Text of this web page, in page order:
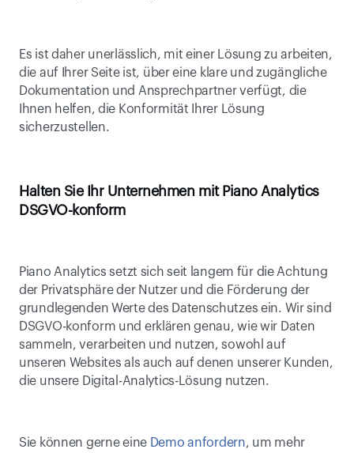
Es ist daher unerlässlich, mit einer Lösung zu arbeiten,
die auf Ihrer Seite ist, über eine klare und zugängliche
Dokumentation und Ansprechpartner verfügt, die
Ihnen helfen, die Konformität Ihrer Lösung
sicherzustellen.
Halten Sie Ihr Unternehmen mit Piano Analytics
DSGVO-konform
Piano Analytics setzt sich seit langem für die Achtung
der Privatsphäre der Nutzer und die Förderung der
grundlegenden Werte des Datenschutzes ein. Wir sind
DSGVO-konform und erklären genau, wie wir Daten
sammeln, verarbeiten und nutzen, sowohl auf
unseren Websites als auch auf denen unserer Kunden,
die unsere Digital-Analytics-Lösung nutzen.
Sie können gerne eine Demo anfordern, um mehr